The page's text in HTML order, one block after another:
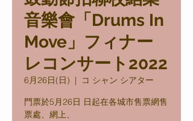
音樂會「Drums In
Move」フィナー
レコンサート2022
6月26日(日)
  |
コ シャン シアター
⾨票於5月26日 ⽇起在各城市售票網售
票處、網上、